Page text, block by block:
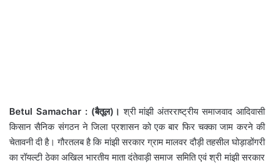
Betul Samachar : (बैतूल)। श्री मांझी अंतरराष्ट्रीय समाजवाद आदिवासी
किसान सैनिक संगठन ने जिला प्रशासन को एक बार फिर चक्का जाम करने की
चेतावनी दी है। गौरतलब है कि मांझी सरकार ग्राम मालवर दौड़ी तहसील घोड़ाडोंगरी
का रॉयल्टी ठेका अखिल भारतीय माता दंतेवाड़ी समाज समिति एवं श्री मांझी सरकार